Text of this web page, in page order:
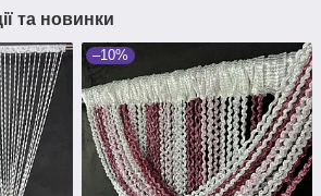
та новинки
–10%